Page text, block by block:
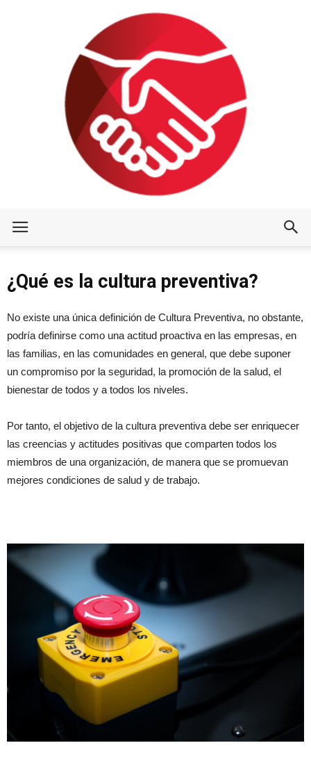
¿Qué es la cultura preventiva?
No existe una única definición de Cultura Preventiva, no obstante,
podría definirse como una actitud proactiva en las empresas, en
las familias, en las comunidades en general, que debe suponer
un compromiso por la seguridad, la promoción de la salud, el
bienestar de todos y a todos los niveles.
Por tanto, el objetivo de la cultura preventiva debe ser enriquecer
las creencias y actitudes positivas que comparten todos los
miembros de una organización, de manera que se promuevan
mejores condiciones de salud y de trabajo.